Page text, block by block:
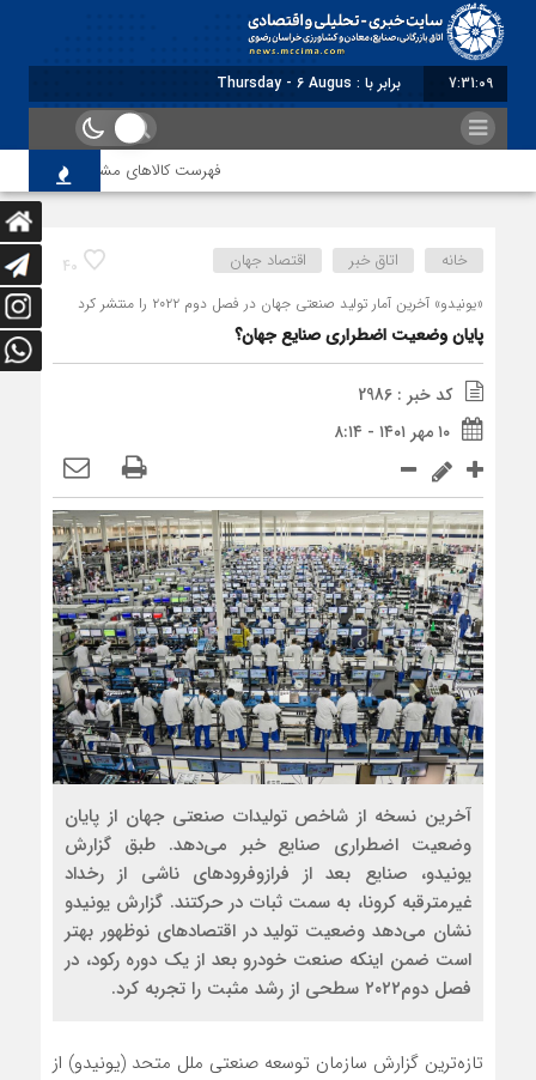
7:31:09 برابر با : Thursday - 6 August - 2026
فهرست کالاهای مشمول بازگشت ارز
40 خانه اتاق خبر اقتصاد جهان
«یونیدو» آخرین آمار تولید صنعتی جهان در فصل دوم ۲۰۲۲ را منتشر کرد
پایان وضعیت اضطراری صنایع جهان؟
کد خبر : 2986
۱۰ مهر ۱۴۰۱ - ۸:۱۴
آخرین نسخه از شاخص تولیدات صنعتی جهان از پایان
وضعیت اضطراری صنایع خبر می‌دهد. طبق گزارش
یونیدو، صنایع بعد از فرازوفرودهای ناشی از رخداد
غیرمترقبه کرونا، به سمت ثبات در حرکتند. گزارش یونیدو
نشان می‌دهد وضعیت تولید در اقتصادهای نوظهور بهتر
است ضمن اینکه صنعت خودرو بعد از یک دوره رکود، در
فصل دوم۲۰۲۲ سطحی از رشد مثبت را تجربه کرد.
تازه‌‌‌ترین گزارش سازمان توسعه صنعتی ملل متحد (یونیدو) از